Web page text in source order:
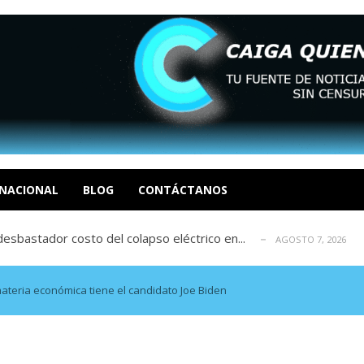
BLOG CONTÁCTANOS
apagones y promesas incumplidas... AGOSTO 6, 2026
de derechos humanos en el Minister... AGOSTO 6, 2026
un mercado impulsado por el auge de...
costo del colapso eléctrico en...
Por Dayana Cristina Duzoglou L. AGOSTO 6, 2026
apagones y promesas incumplidas... AGOSTO 6, 2026
de derechos humanos en el Minister...
un mercado impulsado por el auge de... AGOSTO 6, 2026
costo del colapso eléctrico en...
económica tiene el candidato Joe Biden